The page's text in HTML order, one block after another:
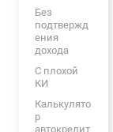
Без
подтвержд
ения
дохода
С плохой
КИ
Калькулято
р
автокредит